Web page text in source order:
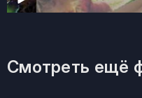
Смотреть ещё